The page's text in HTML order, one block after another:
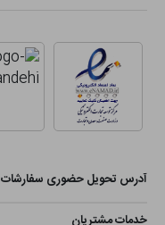
آدرس تحویل حضوری سفارشات
خدمات مشتریان